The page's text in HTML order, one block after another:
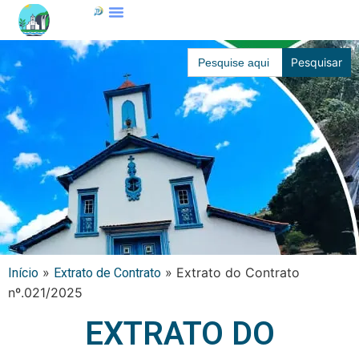
Search
for:
Início » Extrato de Contrato » Extrato do Contrato
nº.021/2025
EXTRATO DO